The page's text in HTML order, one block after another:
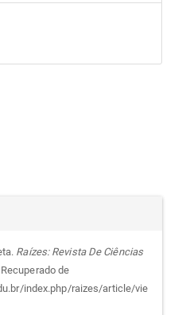
Raízes: Revista De Ciências
de
index.php/raizes/article/vie